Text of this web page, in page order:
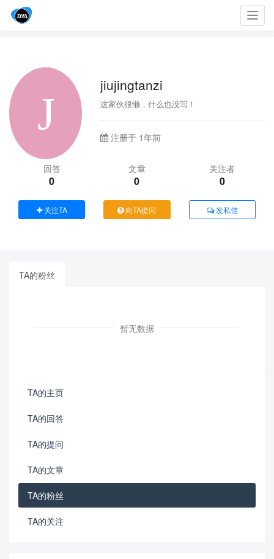
jiujingtanzi
这家伙很懒，什么也没写！
注册于 1年前
回答
0
文章
0
关注者
0
关注TA 向TA提问 发私信
TA的粉丝
暂无数据
TA的主页
TA的回答
TA的提问
TA的文章
TA的粉丝
TA的关注